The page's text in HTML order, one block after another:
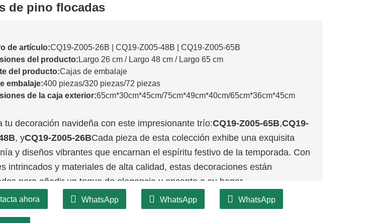
de pino flocadas
de artículo:CQ19-Z005-26B | CQ19-Z005-48B | CQ19-Z005-65B
del producto: Largo 26 cm / Largo 48 cm / Largo 65 cm
del producto:Cajas de embalaje
embalaje:400 piezas/320 piezas/72 piezas
de la caja exterior:65cm*30cm*45cm/75cm*49cm*40cm/65cm*36cm*45cm
tu decoración navideña con este impresionante trío:CQ19-Z005-65B,CQ19-
, yCQ19-Z005-26BCada pieza de esta colección exhibe una exquisita
y diseños vibrantes que encarnan el espíritu festivo de la temporada. Con
intrincados y materiales de alta calidad, estas decoraciones están
para añadir un toque de elegancia y encanto a su hogar.
ahora WhatsApp WhatsApp WhatsApp